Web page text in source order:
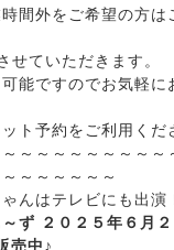
間外をご希望の方は
せていただきます。
能ですのでお気軽に
ト予約をご利用くだ
～～～～～～～～～
～～～～～～
んはテレビにも出演
ず ２０２５年６月
売中♪